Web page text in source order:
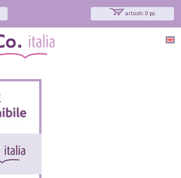
articoli: 0 pz.